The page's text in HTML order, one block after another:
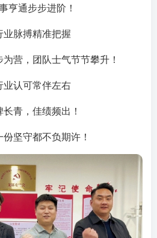
亨通步步进阶！
业脉搏精准把握
营，团队士气节节攀升！
业认可常伴左右
长青，佳绩频出！
坚守都不负期许！